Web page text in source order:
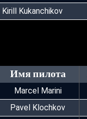
Kirill Kukanchikov
Имя пилота
Marcel Marini
Pavel Klochkov